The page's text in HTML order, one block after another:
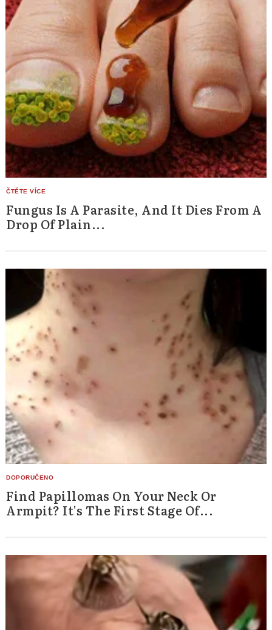
Fungus Is A Parasite, And It Dies From A
Drop Of Plain...
Find Papillomas On Your Neck Or
Armpit? It's The First Stage Of...